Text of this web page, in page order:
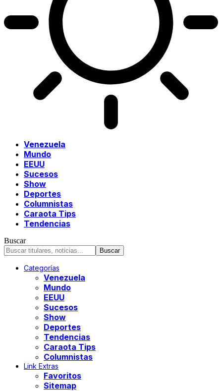
Venezuela
Mundo
EEUU
Sucesos
Show
Deportes
Columnistas
Caraota Tips
Tendencias
Buscar
Categorías
Venezuela
Mundo
EEUU
Sucesos
Show
Deportes
Tendencias
Caraota Tips
Columnistas
Link Extras
Favoritos
Sitemap